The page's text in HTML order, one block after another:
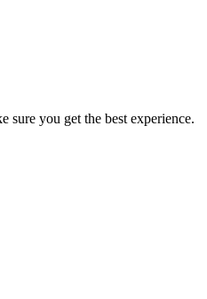
sure you get the best experience.